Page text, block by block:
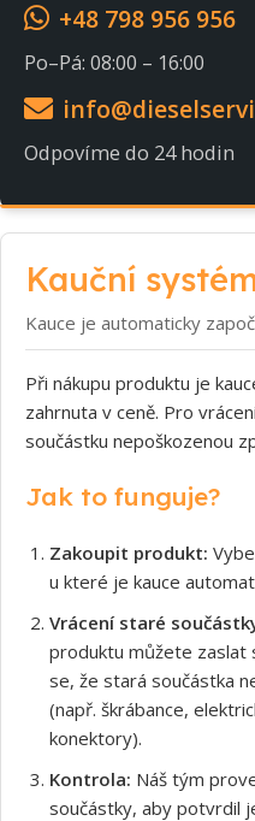
+48 798 956 956
Po–Pá: 08:00 – 16:00
Odpovíme do 24 hodin
Kauční
Kauce je automaticky
Při nákupu produktu je
zahrnuta v ceně. Pro
součástku nepoškozenou
Jak to funguje?
Zakoupit produkt:
u které je kauce
Vrácení staré
produktu můžete zaslat
se, že stará součástka
(např. škrábance,
konektory).
Kontrola: Náš tým
součástky, aby potvrdil